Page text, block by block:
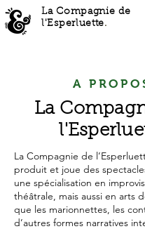
La Compagnie de
l'Esperluette.
A
La
La Compagnie de
produit et joue des
une spécialisation en
théâtrale, mais aussi en arts
que les marionnettes, les
d’autres formes narratives